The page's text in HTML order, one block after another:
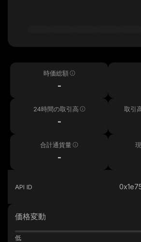
時価総額
-
24時間の取引高
-
取引
合計通貨量
-
API ID
価格変動
低